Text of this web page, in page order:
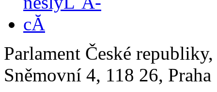
Parlament České
Sněmovní 4, 118 26,